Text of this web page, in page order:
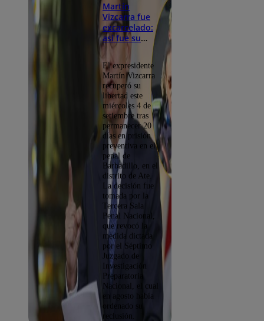
Martín
Vizcarra fue
excarcelado:
así fue su
salida del
penal de
Barbadillo
El expresidente
Martín Vizcarra
recuperó su
libertad este
miércoles 4 de
setiembre tras
permanecer 20
días en prisión
preventiva en el
penal de
Barbadillo, en el
distrito de Ate.
La decisión fue
tomada por la
Tercera Sala
Penal Nacional,
que revocó la
medida dictada
por el Séptimo
Juzgado de
Investigación
Preparatoria
Nacional, el cual
en agosto había
ordenado su
reclusión.